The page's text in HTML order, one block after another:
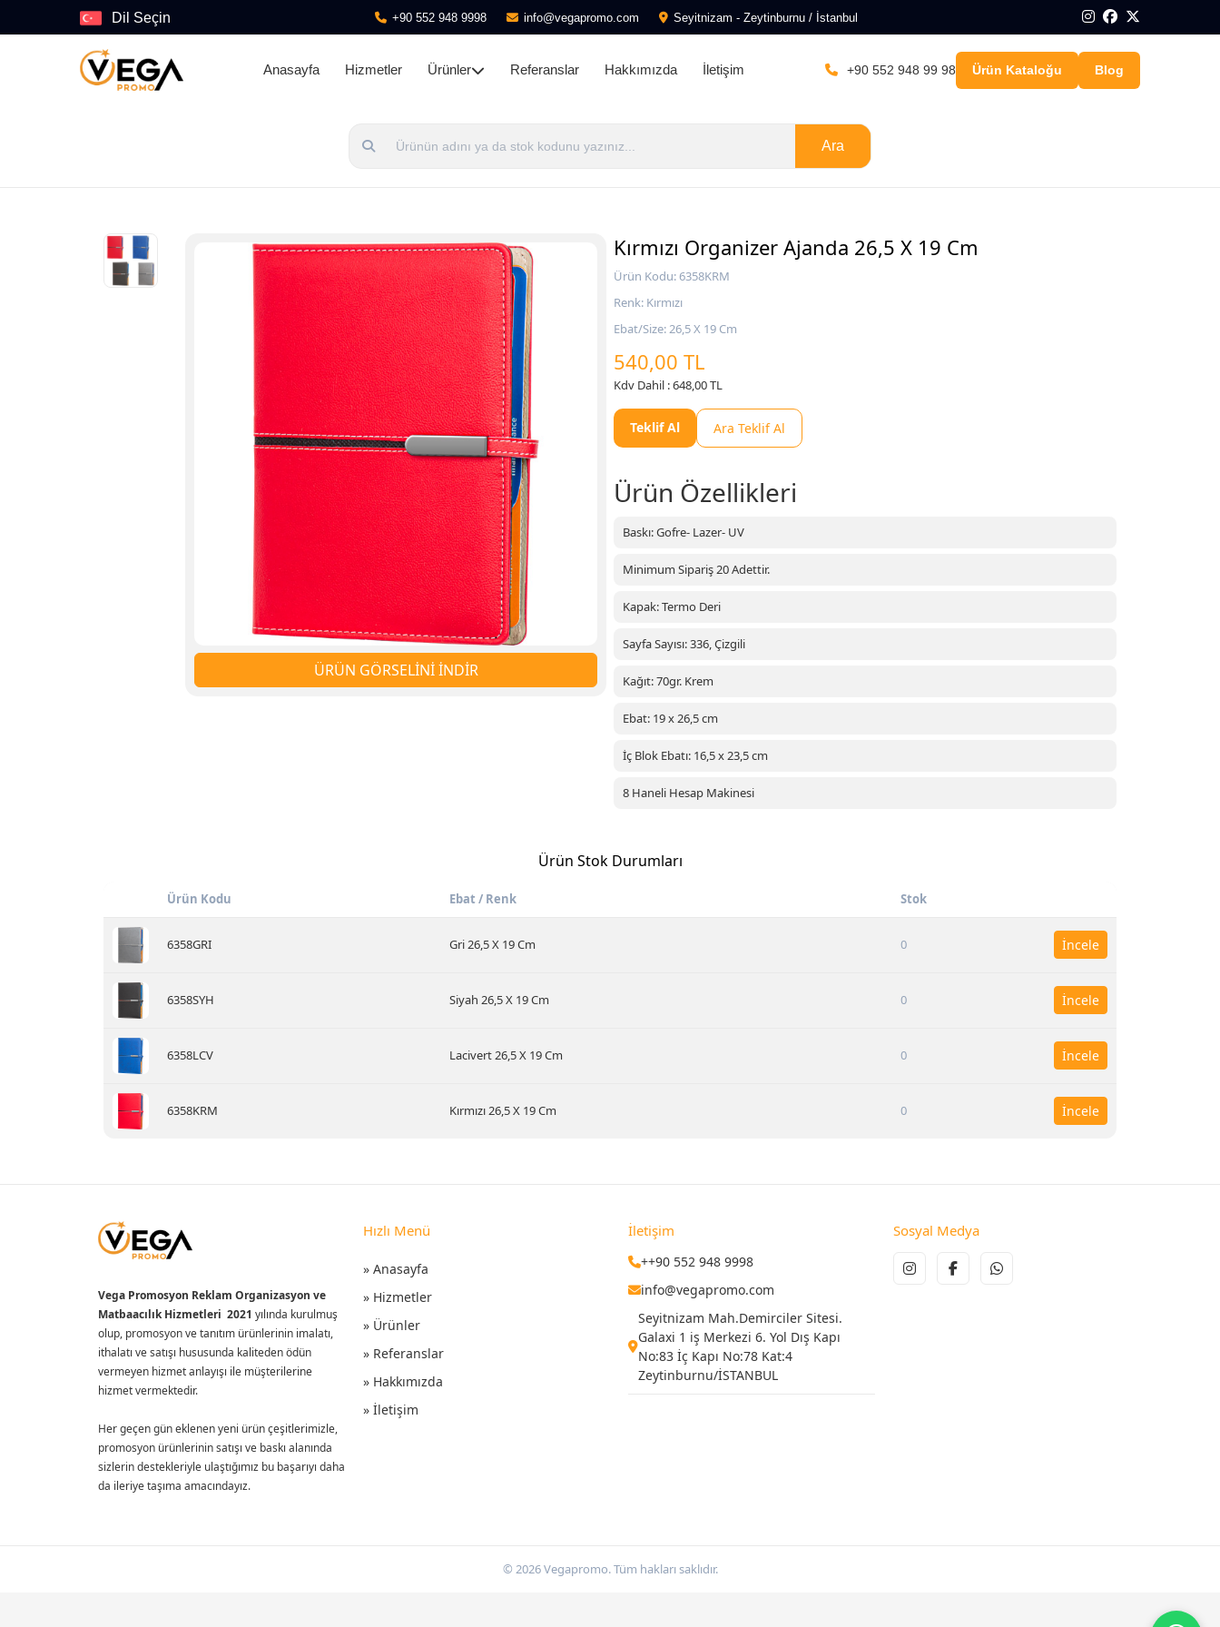
Dil Seçin +90 552 948 9998 info@vegapromo.com Seyitnizam - Zeytinburnu / İstanbul
Anasayfa Hizmetler Ürünler Referanslar Hakkımızda İletişim +90 552 948 99 98 Ürün Kataloğu Blog
Ara
ÜRÜN GÖRSELİNİ İNDİR
Kırmızı Organizer Ajanda 26,5 X 19 Cm
Ürün Kodu: 6358KRM
Renk: Kırmızı
Ebat/Size: 26,5 X 19 Cm
540,00 TL
Kdv Dahil : 648,00 TL
Teklif Al Ara Teklif Al
Ürün Özellikleri
Baskı: Gofre- Lazer- UV
Minimum Sipariş 20 Adettir.
Kapak: Termo Deri
Sayfa Sayısı: 336, Çizgili
Kağıt: 70gr. Krem
Ebat: 19 x 26,5 cm
İç Blok Ebatı: 16,5 x 23,5 cm
8 Haneli Hesap Makinesi
Ürün Stok Durumları
Ürün Kodu Ebat / Renk Stok
6358GRI Gri 26,5 X 19 Cm 0 İncele
6358SYH Siyah 26,5 X 19 Cm 0 İncele
6358LCV Lacivert 26,5 X 19 Cm 0 İncele
6358KRM Kırmızı 26,5 X 19 Cm 0 İncele
Vega Promosyon Reklam Organizasyon ve
Matbaacılık Hizmetleri 2021 yılında kurulmuş
olup, promosyon ve tanıtım ürünlerinin imalatı,
ithalatı ve satışı hususunda kaliteden ödün
vermeyen hizmet anlayışı ile müşterilerine
hizmet vermektedir.
Her geçen gün eklenen yeni ürün çeşitlerimizle,
promosyon ürünlerinin satışı ve baskı alanında
sizlerin destekleriyle ulaştığımız bu başarıyı daha
da ileriye taşıma amacındayız.
Hızlı Menü
» Anasayfa
» Hizmetler
» Ürünler
» Referanslar
» Hakkımızda
» İletişim
İletişim
++90 552 948 9998
info@vegapromo.com
Seyitnizam Mah.Demirciler Sitesi.
Galaxi 1 iş Merkezi 6. Yol Dış Kapı
No:83 İç Kapı No:78 Kat:4
Zeytinburnu/İSTANBUL
Sosyal Medya
© 2026 Vegapromo. Tüm hakları saklıdır.